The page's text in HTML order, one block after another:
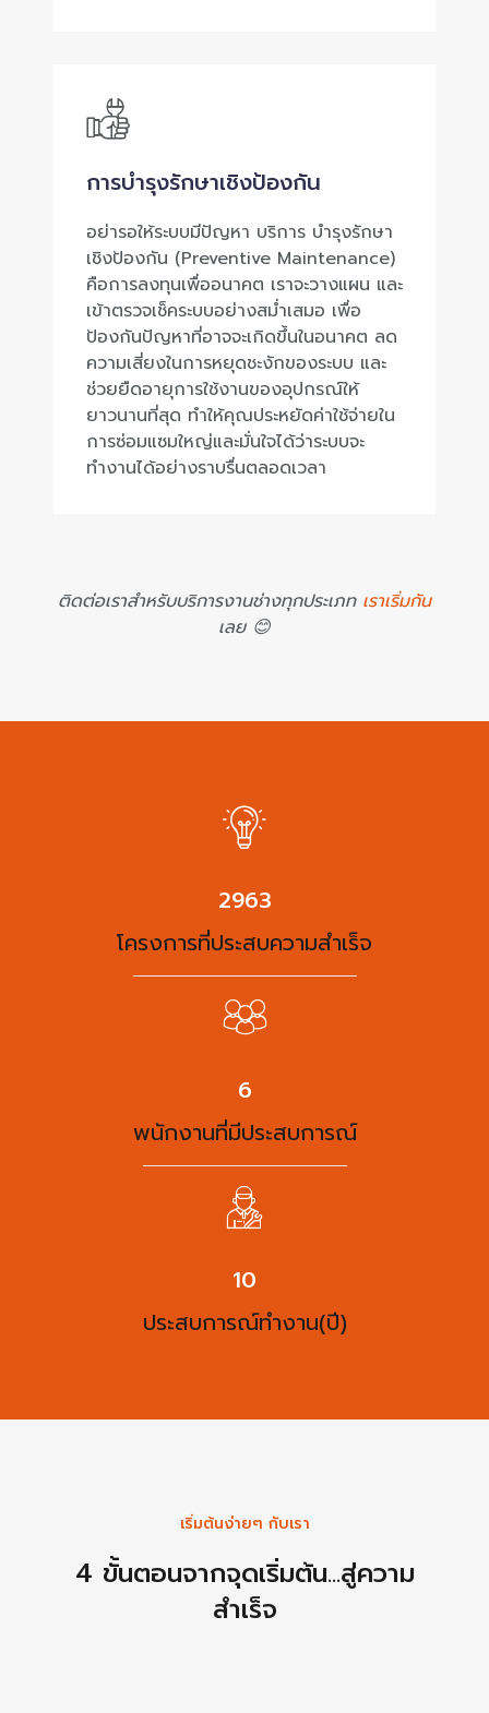
การบำรุงรักษาเชิงป้องกัน
อย่ารอให้ระบบมีปัญหา บริการ บำรุงรักษา
เชิงป้องกัน (Preventive Maintenance)
คือการลงทุนเพื่ออนาคต เราจะวางแผน และ
เข้าตรวจเช็คระบบอย่างสม่ำเสมอ เพื่อ
ป้องกันปัญหาที่อาจจะเกิดขึ้นในอนาคต ลด
ความเสี่ยงในการหยุดชะงักของระบบ และ
ช่วยยืดอายุการใช้งานของอุปกรณ์ให้
ยาวนานที่สุด ทำให้คุณประหยัดค่าใช้จ่ายใน
การซ่อมแซมใหญ่และมั่นใจได้ว่าระบบจะ
ทำงานได้อย่างราบรื่นตลอดเวลา
ติดต่อเราสำหรับบริการงานช่างทุกประเภท เราเริ่มกัน
เลย 😊
3750
โครงการที่ประสบความสำเร็จ
8
พนักงานที่มีประสบการณ์
13
ประสบการณ์ทำงาน(ปี)
เริ่มต้นง่ายๆ กับเรา
4 ขั้นตอนจากจุดเริ่มต้น...สู่ความ
สำเร็จ